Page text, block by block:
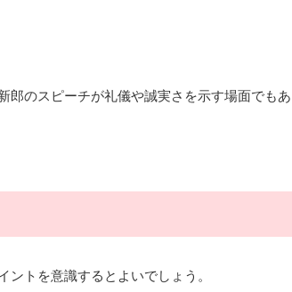
郎のスピーチが礼儀や誠実さを示す場面でもあ
トを意識するとよいでしょう。